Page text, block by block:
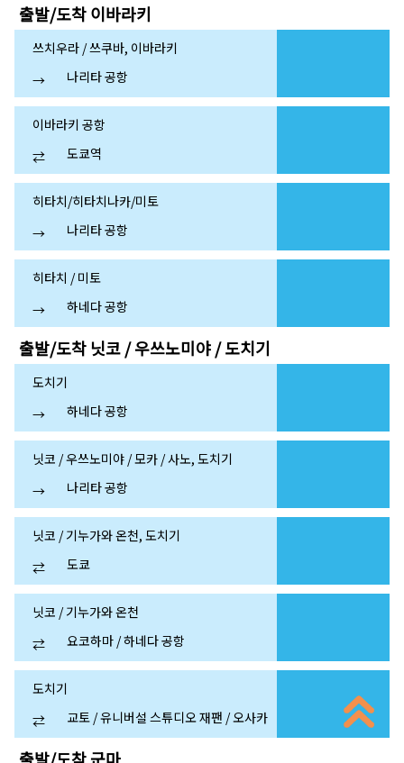
출발/도착이바라키
쓰치우라 / 쓰쿠바, 이바라키
→
나리타 공항
이바라키 공항
⇄
도쿄역
히타치/히타치나카/미토
→
나리타 공항
히타치 / 미토
→
하네다 공항
출발/도착닛코 / 우쓰노미야 / 도치기
도치기
→
하네다 공항
닛코 / 우쓰노미야 / 모카 / 사노, 도치기
→
나리타 공항
닛코 / 기누가와 온천, 도치기
⇄
도쿄
닛코 / 기누가와 온천
⇄
요코하마 / 하네다 공항
도치기
⇄
교토 / 유니버설 스튜디오 재팬 / 오사카